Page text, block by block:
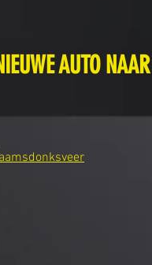
AUTO